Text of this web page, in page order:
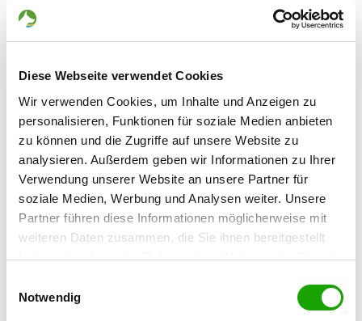
Diese Webseite verwendet Cookies
Wir verwenden Cookies, um Inhalte und Anzeigen zu
personalisieren, Funktionen für soziale Medien anbieten
zu können und die Zugriffe auf unsere Website zu
analysieren. Außerdem geben wir Informationen zu Ihrer
Verwendung unserer Website an unsere Partner für
soziale Medien, Werbung und Analysen weiter. Unsere
Partner führen diese Informationen möglicherweise mit
weiteren Daten zusammen, die Sie ihnen bereitgestellt
haben oder die sie im Rahmen Ihrer Nutzung der Dienste
Cookies, wenn Sie unsere Webseite weiterhin nutzen.
Notwendig
Jasmin Blache
Lienberg 1
78713 Schramberg
Übungsplatz:
Lienberg 1
78713 Schramberg-Sulgen
Handy:
0171 2307450
E-Mail: